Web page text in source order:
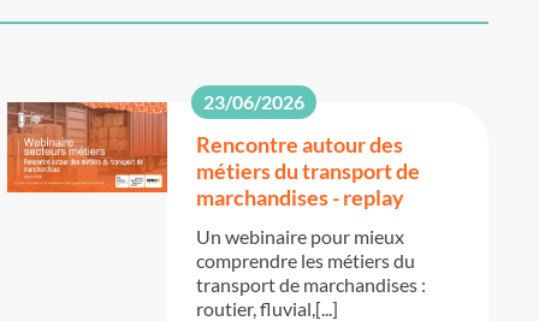
23/06/2026
Rencontre autour des
métiers du transport de
marchandises - replay
Un webinaire pour mieux
comprendre les métiers du
transport de marchandises :
routier, fluvial,[...]